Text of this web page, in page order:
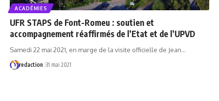
ACADÉMIES
UFR STAPS de Font-Romeu : soutien et
accompagnement réaffirmés de l’Etat et de l’UPVD
Samedi 22 mai 2021, en marge de la visite officielle de Jean…
redaction 31 mai 2021